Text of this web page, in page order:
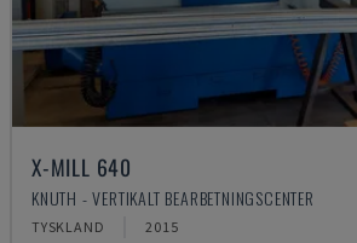
X-MILL 640
KNUTH - VERTIKALT BEARBETNINGSCENTER
TYSKLAND 2015